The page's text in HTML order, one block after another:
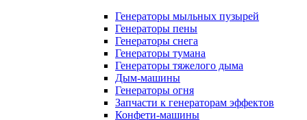
Генераторы мыльных пузырей
Генераторы пены
Генераторы снега
Генераторы тумана
Генераторы тяжелого дыма
Дым-машины
Генераторы огня
Запчасти к генераторам эффектов
Конфети-машины